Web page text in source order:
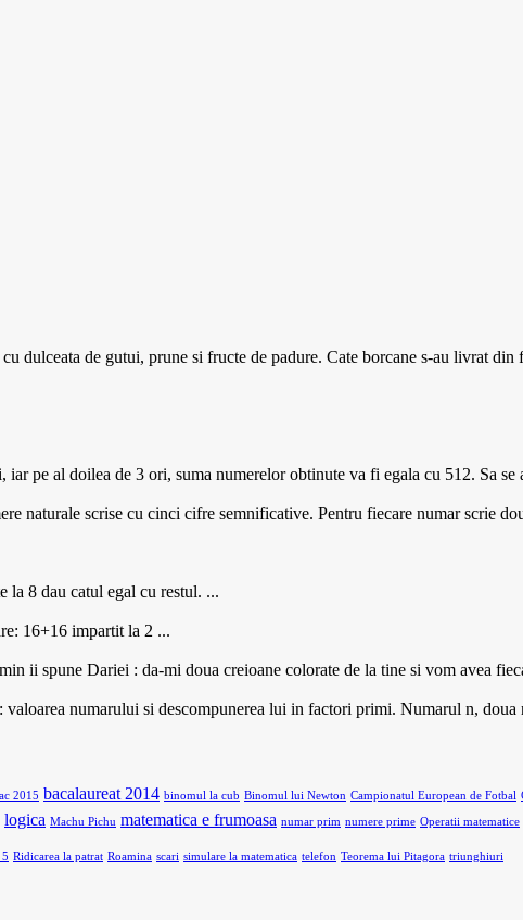
dulceata de gutui, prune si fructe de padure. Cate borcane s-au livrat din
pe al doilea de 3 ori, suma numerelor obtinute va fi egala cu 512. Sa se
naturale scrise cu cinci cifre semnificative. Pentru fiecare numar scrie
la 8 dau catul egal cu restul. ...
16+16 impartit la 2 ...
ii spune Dariei : da-mi doua creioane colorate de la tine si vom avea
numarului si descompunerea lui in factori primi. Numarul n, doua
2015 bacalaureat 2014 binomul la cub Binomul lui Newton Campionatul European de Fotbal
logica Machu Pichu matematica e frumoasa numar prim numere prime Operatii matematice
Ridicarea la patrat Roamina scari simulare la matematica telefon Teorema lui Pitagora triunghiuri